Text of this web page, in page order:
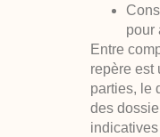
pour
Entre
repère est
parties, le
des